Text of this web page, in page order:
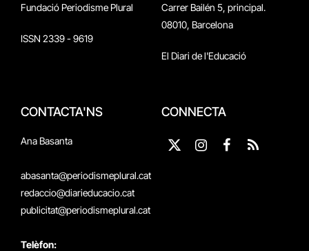
Fundació Periodisme Plural
ISSN 2339 - 9619
Carrer Bailén 5, principal.
08010, Barcelona
El Diari de l'Educació
CONTACTA'NS
Ana Basanta
abasanta@periodismeplural.cat
redaccio@diarieducacio.cat
publicitat@periodismeplural.cat
Telèfon:
CONNECTA
X
Instagram
Facebook
RSS